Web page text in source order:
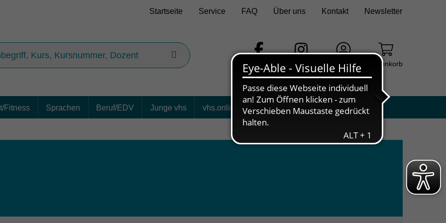
Startseite Service FAQ Über uns Kontakt Newsletter
Facebook Instagram Login Warenkorb
Fitness Sprachen Beruf/EDV Junge vhs vhs.online